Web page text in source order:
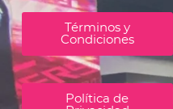
Términos y
Condiciones
Política de